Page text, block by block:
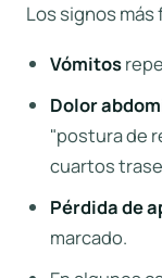
Los signos
Vómitos
Dolor
"postura de
cuartos
Pérdida de
marcado.